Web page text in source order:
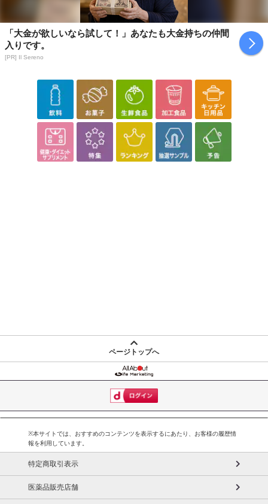
「大金が欲しいなら試して！」あなたも大金持ちの仲間
入りです。
[PR] Il Sereno
ページトップへ
※本サイトでは、おすすめのコンテンツを表示するにあたり、お客様の履歴情
報を利用しています。
特定商取引表示
医薬品販売店舗